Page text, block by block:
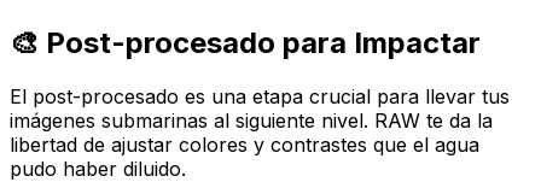
🎨 Post-procesado para Impactar
El post-procesado es una etapa crucial para llevar tus
imágenes submarinas al siguiente nivel. RAW te da la
libertad de ajustar colores y contrastes que el agua
pudo haber diluido.